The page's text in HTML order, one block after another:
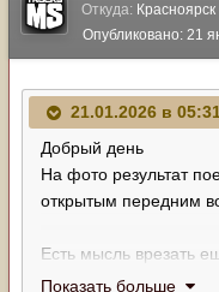
Откуда: Красноярск
Опубликовано: 21
21.01.2026 в
Добрый день
На фото результат
открытым передним
Есть мысль врезать
полностью закрыть
Показать больше